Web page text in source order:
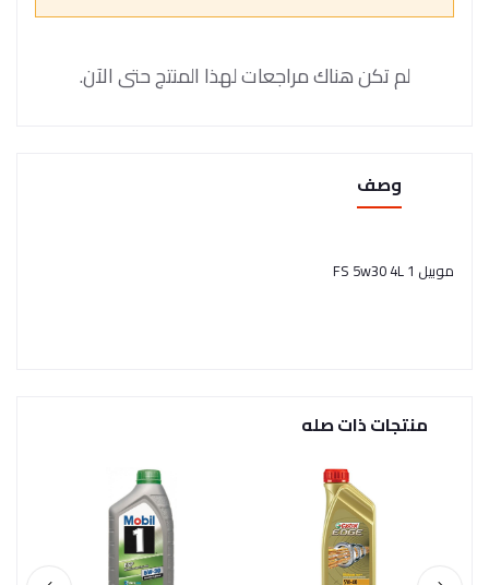
لم تكن هناك مراجعات لهذا المنتج حتى الآن.
وصف
موبيل 1 FS 5w30 4L
منتجات ذات صله